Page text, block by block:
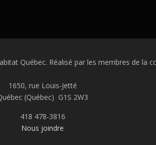
Québec. Réalisé par les membres de la
1650, rue Louis-Jetté
(Québec) G1S 2W3
418 478-3816
Nous joindre